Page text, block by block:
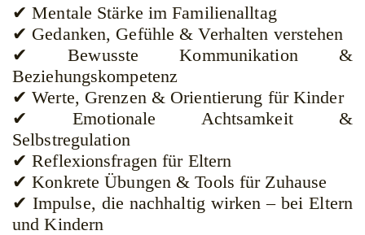
✔ Mentale Stärke im Familienalltag
✔ Gedanken, Gefühle & Verhalten verstehen
✔ Bewusste Kommunikation &
Beziehungskompetenz
✔ Werte, Grenzen & Orientierung für Kinder
✔ Emotionale Achtsamkeit &
Selbstregulation
✔ Reflexionsfragen für Eltern
✔ Konkrete Übungen & Tools für Zuhause
✔ Impulse, die nachhaltig wirken – bei Eltern
und Kindern